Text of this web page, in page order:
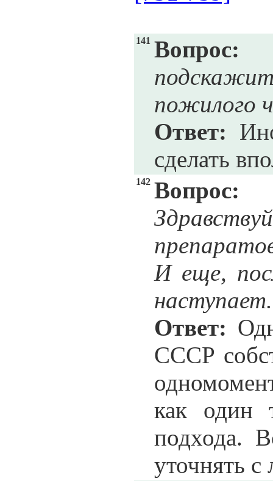
141 Вопрос:
пожилого
Ответ:
сделать
142 Вопрос:
И еще,
наступает.
Ответ:
СССР
как один
подхода.
уточнять